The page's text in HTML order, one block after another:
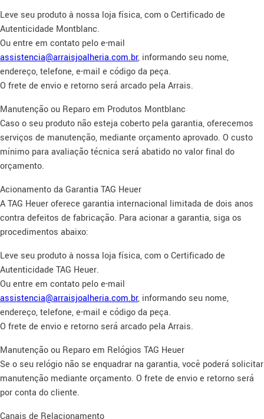
Leve seu produto à nossa loja física, com o Certificado de
Autenticidade Montblanc.
Ou entre em contato pelo e-mail
assistencia@arraisjoalheria.com.br, informando seu nome,
endereço, telefone, e-mail e código da peça.
O frete de envio e retorno será arcado pela Arrais.
Manutenção ou Reparo em Produtos Montblanc
Caso o seu produto não esteja coberto pela garantia, oferecemos
serviços de manutenção, mediante orçamento aprovado. O custo
mínimo para avaliação técnica será abatido no valor final do
orçamento.
Acionamento da Garantia TAG Heuer
A TAG Heuer oferece garantia internacional limitada de dois anos
contra defeitos de fabricação. Para acionar a garantia, siga os
procedimentos abaixo:
Leve seu produto à nossa loja física, com o Certificado de
Autenticidade TAG Heuer.
Ou entre em contato pelo e-mail
assistencia@arraisjoalheria.com.br, informando seu nome,
endereço, telefone, e-mail e código da peça.
O frete de envio e retorno será arcado pela Arrais.
Manutenção ou Reparo em Relógios TAG Heuer
Se o seu relógio não se enquadrar na garantia, você poderá solicitar
manutenção mediante orçamento. O frete de envio e retorno será
por conta do cliente.
Canais de Relacionamento